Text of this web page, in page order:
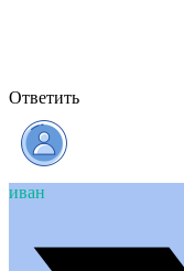
Ответить
иван